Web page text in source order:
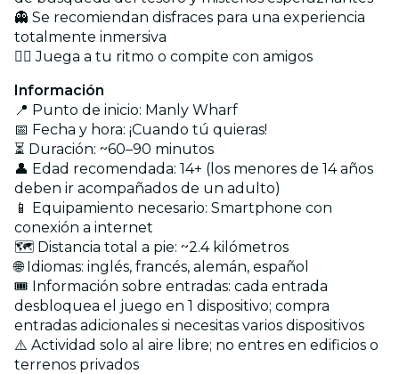
👻 Se recomiendan disfraces para una experiencia
totalmente inmersiva
🏃‍♂️ Juega a tu ritmo o compite con amigos
Información
📍 Punto de inicio: Manly Wharf
📅 Fecha y hora: ¡Cuando tú quieras!
⏳ Duración: ~60–90 minutos
👤 Edad recomendada: 14+ (los menores de 14 años
deben ir acompañados de un adulto)
📱 Equipamiento necesario: Smartphone con
conexión a internet
🗺️ Distancia total a pie: ~2.4 kilómetros
🌐 Idiomas: inglés, francés, alemán, español
🎟️ Información sobre entradas: cada entrada
desbloquea el juego en 1 dispositivo; compra
entradas adicionales si necesitas varios dispositivos
⚠️ Actividad solo al aire libre; no entres en edificios o
terrenos privados